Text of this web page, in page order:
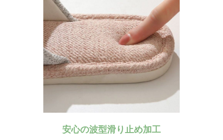
安心の波型滑り止め加工